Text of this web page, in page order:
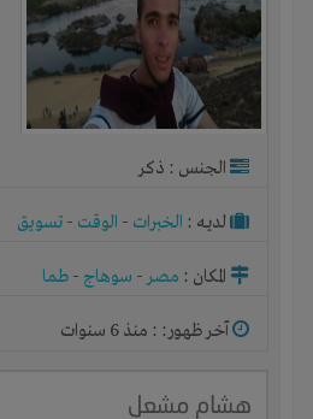
الجنس : ذكر
لديـه : الخبرات - الوقت - تسويق
المكان : مصر- سوهاج - طما
آخر ظهور: : منذ 6 سنوات
هشام مشعل